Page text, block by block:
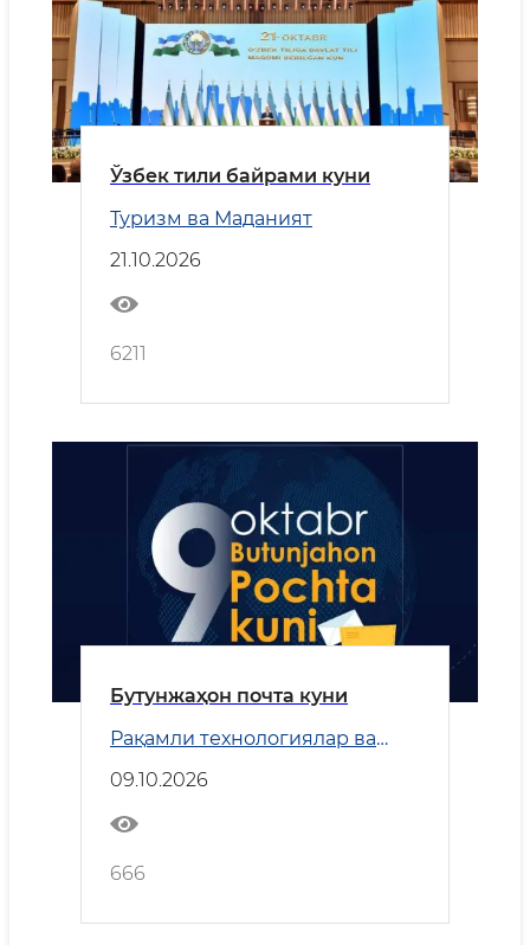
Ўзбек тили байрами куни
Туризм ва Маданият
21.10.2026
6211
Бутунжаҳон почта куни
Рақамли технологиялар ва
09.10.2026
666